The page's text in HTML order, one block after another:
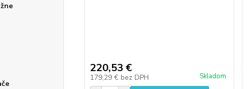
220,53 €
179,29 € bez DPH Skladom